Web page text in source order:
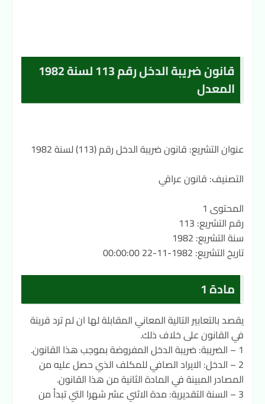
قانون ضريبة الدخل رقم 113 لسنة 1982
المعدل
عنوان التشريع: قانون ضريبة الدخل رقم (113) لسنة 1982
التصنيف: قانون عراقي
المحتوى 1
رقم التشريع: 113
سنة التشريع: 1982
تاريخ التشريع: 1982-11-22 00:00:00
مادة 1
يقصد بالتعابير التالية المعاني المقابلة لها ان لم ترد قرينة
في القانون على خلاف ذلك.
1 – الضريبة: ضريبة الدخل المفروضة بموجب هذا القانون.
2 – الدخل: الايراد الصافي للمكلف الذي حصل عليه من
المصادر المبينة في المادة الثانية من هذا القانون.
3 – السنة التقديرية: مدة الاثني عشر شهرا التي تبدأ من